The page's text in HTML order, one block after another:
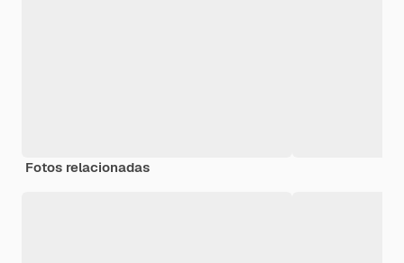
Fotos relacionadas